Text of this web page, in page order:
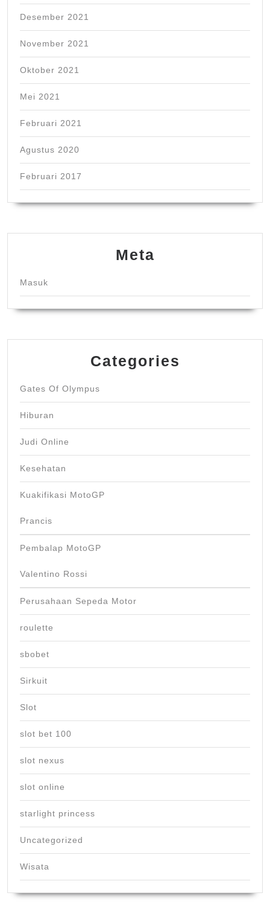
Desember 2021
November 2021
Oktober 2021
Mei 2021
Februari 2021
Agustus 2020
Februari 2017
Meta
Masuk
Categories
Gates Of Olympus
Hiburan
Judi Online
Kesehatan
Kuakifikasi MotoGP
Prancis
Pembalap MotoGP
Valentino Rossi
Perusahaan Sepeda Motor
roulette
sbobet
Sirkuit
Slot
slot bet 100
slot nexus
slot online
starlight princess
Uncategorized
Wisata